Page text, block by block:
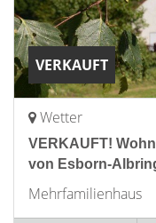
VERKAUFT
Wetter
VERKAUFT!
von Esborn-
Mehrfamilienhaus